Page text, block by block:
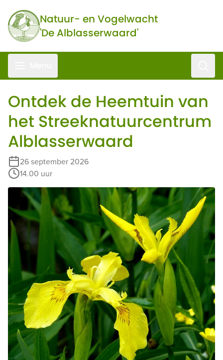
Natuur- en Vogelwacht
'De Alblasserwaard'
Ontdek de Heemtuin van
het Streeknatuurcentrum
Alblasserwaard
26 september 2026
14.00 uur